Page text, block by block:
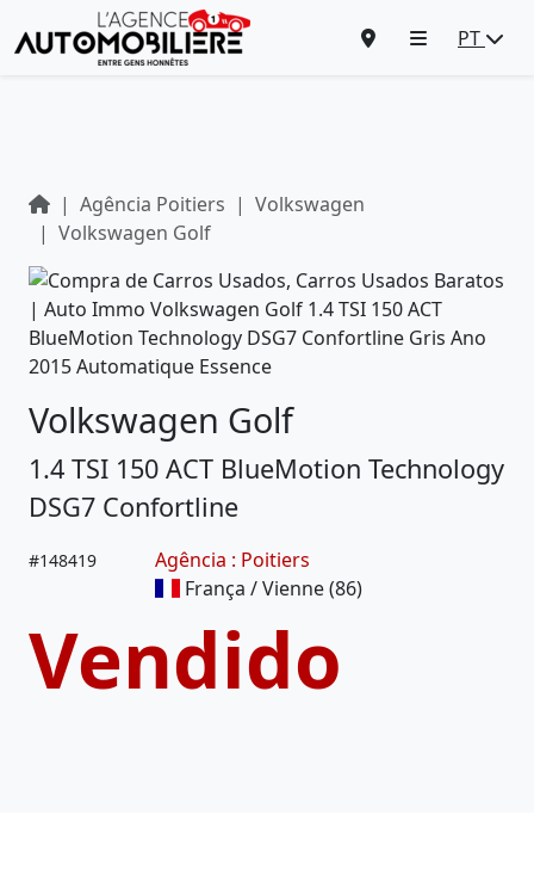
PT
Agência Poitiers
Volkswagen
Volkswagen Golf
Volkswagen Golf
1.4 TSI 150 ACT BlueMotion Technology
DSG7 Confortline
#148419
Agência : Poitiers
França / Vienne (86)
Vendido